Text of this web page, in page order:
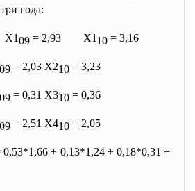
года:
09 = 2,93 Х110 = 3,16
09 = 2,03 Х210 = 3,23
09 = 0,31 Х310 = 0,36
09 = 2,51 Х410 = 2,05
0,53*1,66 + 0,13*1,24 + 0,18*0,31 +